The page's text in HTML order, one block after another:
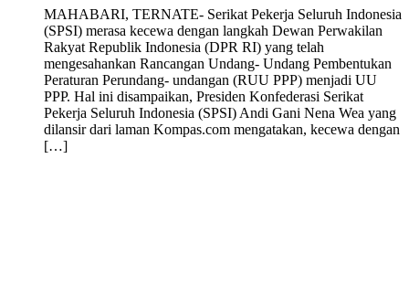
MAHABARI, TERNATE- Serikat Pekerja Seluruh Indonesia
(SPSI) merasa kecewa dengan langkah Dewan Perwakilan
Rakyat Republik Indonesia (DPR RI) yang telah
mengesahankan Rancangan Undang- Undang Pembentukan
Peraturan Perundang- undangan (RUU PPP) menjadi UU
PPP. Hal ini disampaikan, Presiden Konfederasi Serikat
Pekerja Seluruh Indonesia (SPSI) Andi Gani Nena Wea yang
dilansir dari laman Kompas.com mengatakan, kecewa dengan
[…]